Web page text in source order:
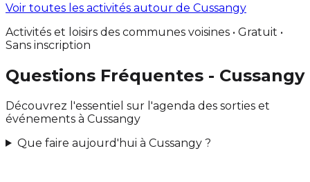
Voir toutes les activités autour de Cussangy
Activités et loisirs des communes voisines • Gratuit •
Sans inscription
Questions Fréquentes - Cussangy
Découvrez l'essentiel sur l'agenda des sorties et
événements à Cussangy
Que faire aujourd'hui à Cussangy ?